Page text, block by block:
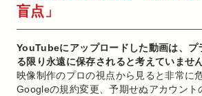
盲点」
YouTubeにアップロードした動画は、プ
る限り永遠に保存されると考えていませ
映像制作のプロの視点から見ると非常に
Googleの規約変更、予期せぬアカウント